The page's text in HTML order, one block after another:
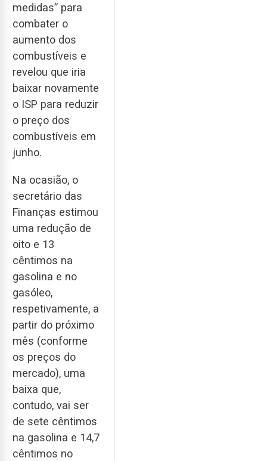
medidas” para
combater o
aumento dos
combustíveis e
revelou que iria
baixar novamente
o ISP para reduzir
o preço dos
combustíveis em
junho.
Na ocasião, o
secretário das
Finanças estimou
uma redução de
oito e 13
cêntimos na
gasolina e no
gasóleo,
respetivamente, a
partir do próximo
mês (conforme
os preços do
mercado), uma
baixa que,
contudo, vai ser
de sete cêntimos
na gasolina e 14,7
cêntimos no